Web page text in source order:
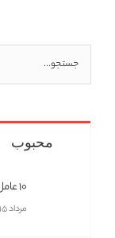
جستجو
برای:
محبوب
10 عامل مهم در خرید کوره القایی
مرداد ۱۵ام, ۱۴۰۱